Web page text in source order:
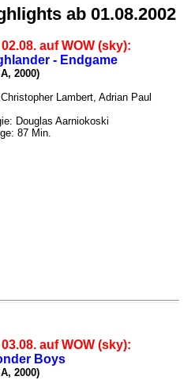
ab 01.08.2002
auf WOW (sky):
- Endgame
2000)
Lambert, Adrian Paul
Douglas Aarniokoski
87 Min.
auf WOW (sky):
Boys
2000)